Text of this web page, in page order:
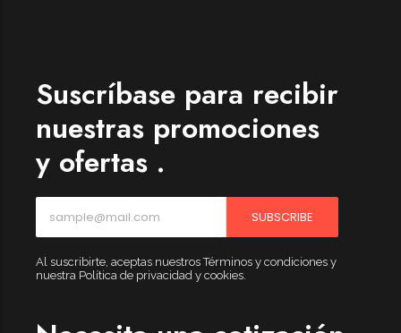
Forfeited you engrossed
Especially favourable
Menswear
Forfeited you engrossed
Another as studied
Especially favourable
Video
Suscríbase para recibir
nuestras promociones
y ofertas .
SUBSCRIBE
Al suscribirte, aceptas nuestros Términos y condiciones y
nuestra Política de privacidad y cookies.